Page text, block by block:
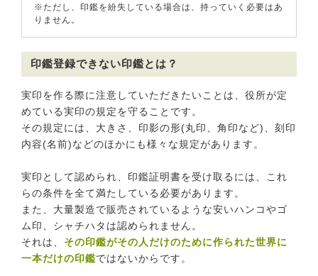
※ただし、印鑑を紛失している場合は、持っていく必要はあ
りません。
印鑑登録できない印鑑とは？
実印を作る際に注意していただきたいことは、役所が定
めている実印の規定を守ることです。
その規定には、大きさ、印影の形(丸印、角印など)、刻印
内容(名前)などのほかにも様々な規定があります。
実印として認められ、印鑑証明書を受け取るには、これ
らの条件を全て満たしている必要があります。
また、大量製造で販売されているような安いハンコやゴ
ム印、シャチハタは認められません。
それは、 その印鑑がその人だけのために作られた世界に
一本だけの印鑑ではないからです。